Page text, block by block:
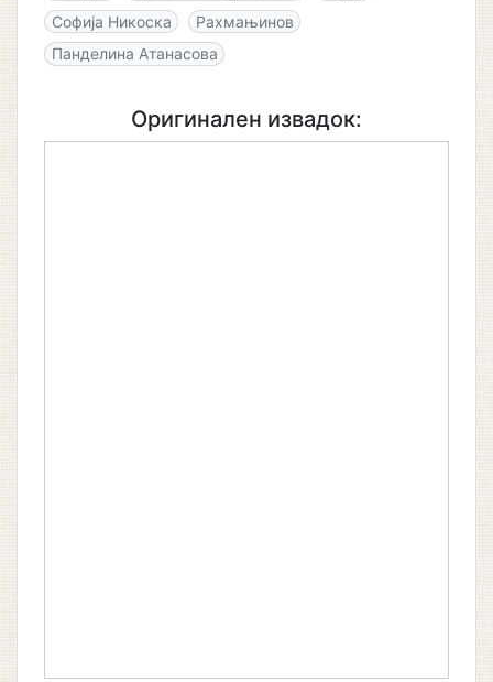
Софија Никоска
Рахмањинов
Панделина Атанасова
Оригинален извадок: